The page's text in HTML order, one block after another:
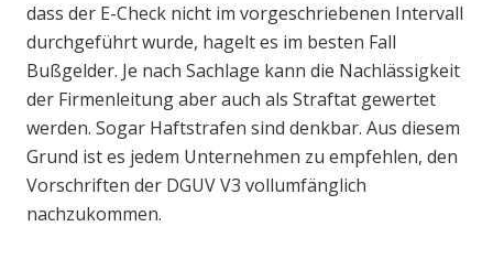
dass der E-Check nicht im vorgeschriebenen Intervall
durchgeführt wurde, hagelt es im besten Fall
Bußgelder. Je nach Sachlage kann die Nachlässigkeit
der Firmenleitung aber auch als Straftat gewertet
werden. Sogar Haftstrafen sind denkbar. Aus diesem
Grund ist es jedem Unternehmen zu empfehlen, den
Vorschriften der DGUV V3 vollumfänglich
nachzukommen.